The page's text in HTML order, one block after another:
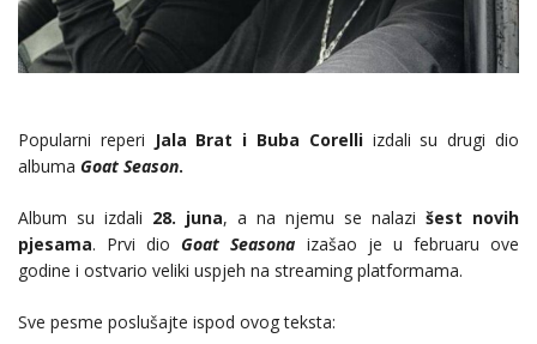
Popularni reperi Jala Brat i Buba Corelliizdali su drugi dio
albuma Goat Season.
Album su izdali 28. juna, a na njemu se nalazi šest novih
pjesama. Prvi dioGoat Seasona izašao je u februaru ove
godine i ostvario veliki uspjeh na streaming platformama.
Sve pesme poslušajte ispod ovog teksta: